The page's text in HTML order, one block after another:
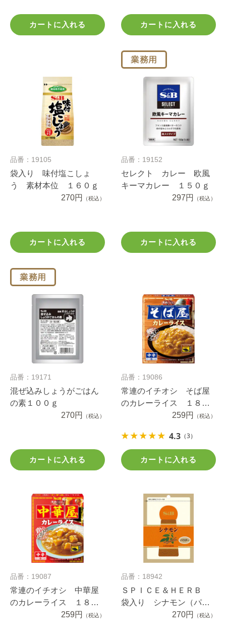
カートに入れる カートに入れる
品番：19105
袋入り 味付塩こしょ
う 素材本位 １６０ｇ
270円
（税込）
カートに入れる
品番：19152
セレクト カレー 欧風
キーマカレー １５０ｇ
297円
（税込）
カートに入れる
品番：19171
混ぜ込みしょうがごはん
の素１００ｇ
270円
（税込）
カートに入れる
品番：19086
常連のイチオシ そば屋
のカレーライス １８０
259円 （税込）
4.3 （3）
カートに入れる
品番：19087
常連のイチオシ 中華屋
のカレーライス １８０
259円 （税込）
品番：18942
ＳＰＩＣＥ＆ＨＥＲＢ
袋入り シナモン（パウ
ダー） ２４ｇ270円 （税込）